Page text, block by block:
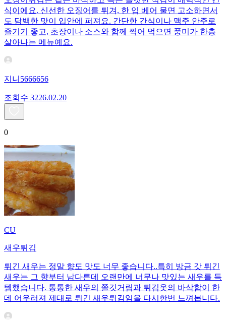
식이에요. 신선한 오징어를 튀겨, 한 입 베어 물면 고소하면서
도 담백한 맛이 입안에 퍼져요. 간단한 간식이나 맥주 안주로
즐기기 좋고, 초장이나 소스와 함께 찍어 먹으면 풍미가 한층
살아나는 메뉴예요.
지니5666656
조회수 3226.02.20
0
CU
새우튀김
튀긴 새우는 정말 향도 맛도 너무 좋습니다..특히 방금 갓 튀긴
새우는 그 향부터 남다른데 오랜만에 너무나 맛있는 새우를 득
템했습니다. 통통한 새우의 쫄깃거림과 튀김옷의 바삭함이 한
데 어우러져 제대로 튀긴 새우튀김임을 다시한번 느껴봅니다.